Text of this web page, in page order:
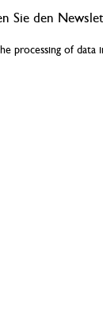
Sie den
processing of data